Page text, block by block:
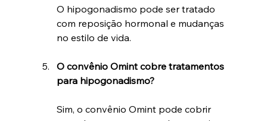
O hipogonadismo pode ser tratado
com reposição hormonal e mudanças
no estilo de vida.
O convênio Omint cobre tratamentos
para hipogonadismo?
Sim, o convênio Omint pode cobrir